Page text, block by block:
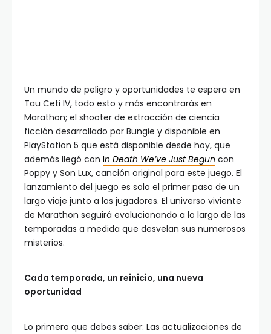
Un mundo de peligro y oportunidades te espera en
Tau Ceti IV, todo esto y más encontrarás en
Marathon; el shooter de extracción de ciencia
ficción desarrollado por Bungie y disponible en
PlayStation 5 que está disponible desde hoy, que
además llegó con In Death We’ve Just Begun con
Poppy y Son Lux, canción original para este juego. El
lanzamiento del juego es solo el primer paso de un
largo viaje junto a los jugadores. El universo viviente
de Marathon seguirá evolucionando a lo largo de las
temporadas a medida que desvelan sus numerosos
misterios.
Cada temporada, un reinicio, una nueva
oportunidad
Lo primero que debes saber: Las actualizaciones de